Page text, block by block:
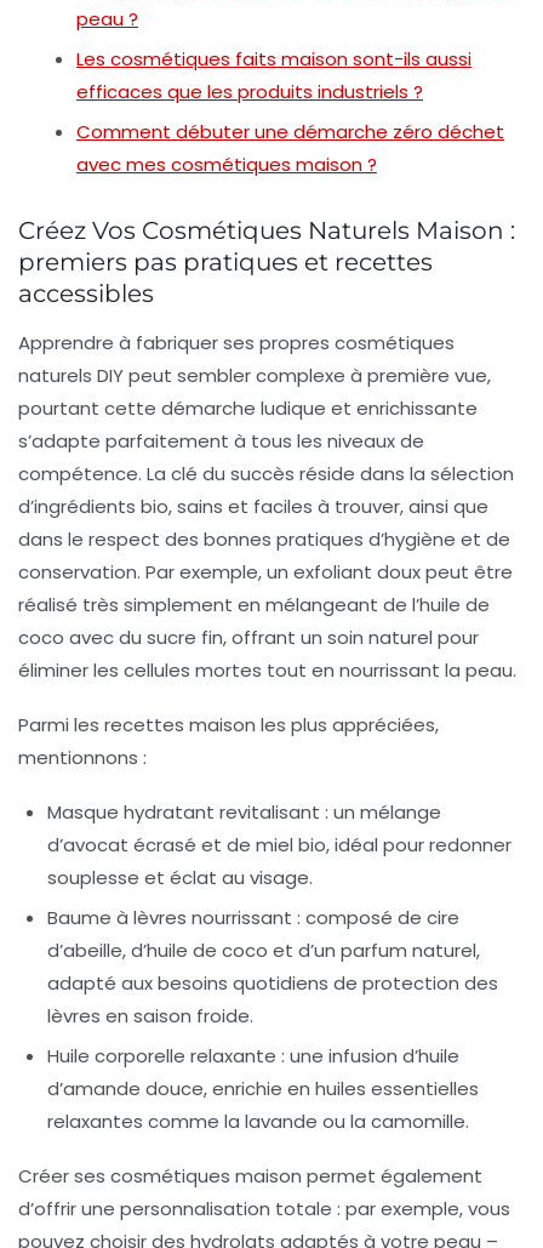
peau ?
Les cosmétiques faits maison sont-ils aussi
efficaces que les produits industriels ?
Comment débuter une démarche zéro déchet
avec mes cosmétiques maison ?
Créez Vos Cosmétiques Naturels Maison :
premiers pas pratiques et recettes
accessibles
Apprendre à fabriquer ses propres cosmétiques
naturels DIY peut sembler complexe à première vue,
pourtant cette démarche ludique et enrichissante
s’adapte parfaitement à tous les niveaux de
compétence. La clé du succès réside dans la sélection
d’ingrédients bio, sains et faciles à trouver, ainsi que
dans le respect des bonnes pratiques d’hygiène et de
conservation. Par exemple, un exfoliant doux peut être
réalisé très simplement en mélangeant de l’huile de
coco avec du sucre fin, offrant un soin naturel pour
éliminer les cellules mortes tout en nourrissant la peau.
Parmi les recettes maison les plus appréciées,
mentionnons :
Masque hydratant revitalisant : un mélange
d’avocat écrasé et de miel bio, idéal pour redonner
souplesse et éclat au visage.
Baume à lèvres nourrissant : composé de cire
d’abeille, d’huile de coco et d’un parfum naturel,
adapté aux besoins quotidiens de protection des
lèvres en saison froide.
Huile corporelle relaxante : une infusion d’huile
d’amande douce, enrichie en huiles essentielles
relaxantes comme la lavande ou la camomille.
Créer ses cosmétiques maison permet également
d’offrir une personnalisation totale : par exemple, vous
pouvez choisir des hydrolats adaptés à votre peau –